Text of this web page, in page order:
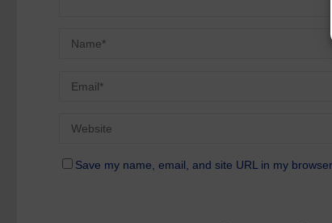
Save my name, email, and site URL in my